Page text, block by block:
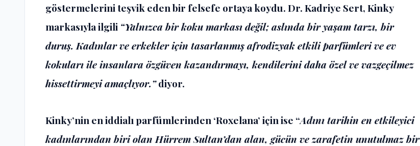
göstermelerini teşvik eden bir felsefe ortaya koydu. Dr. Kadriye Sert, Kinky
markasıyla ilgili “Yalnızca bir koku markası değil; aslında bir yaşam tarzı, bir
duruş. Kadınlar ve erkekler için tasarlanmış afrodizyak etkili parfümleri ve ev
kokuları ile insanlara özgüven kazandırmayı, kendilerini daha özel ve vazgeçilmez
hissettirmeyi amaçlıyor.”diyor.
Kinky’nin en iddialı parfümlerinden ‘Roxelana’ için ise “Adını tarihin en etkileyici
kadınlarından biri olan Hürrem Sultan’dan alan, gücün ve zarafetin unutulmaz bir